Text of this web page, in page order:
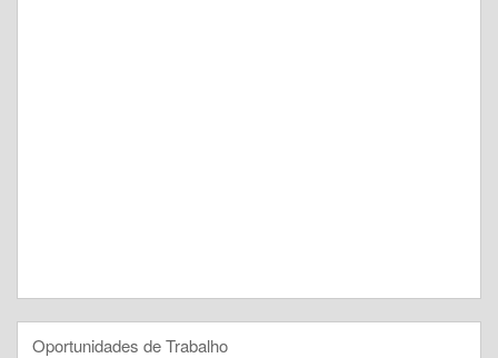
Oportunidades de Trabalho